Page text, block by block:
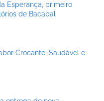
Esperança, primeiro
de Bacabal
Crocante, Saudável e